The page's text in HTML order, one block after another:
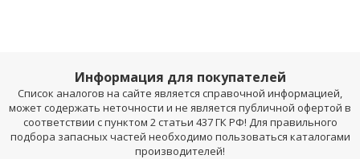
Информация для покупателей
Список аналогов на сайте является справочной информацией,
может содержать неточности и не является публичной офертой в
соответствии с пунктом 2 статьи 437 ГК РФ! Для правильного
подбора запасных частей необходимо пользоваться каталогами
производителей!